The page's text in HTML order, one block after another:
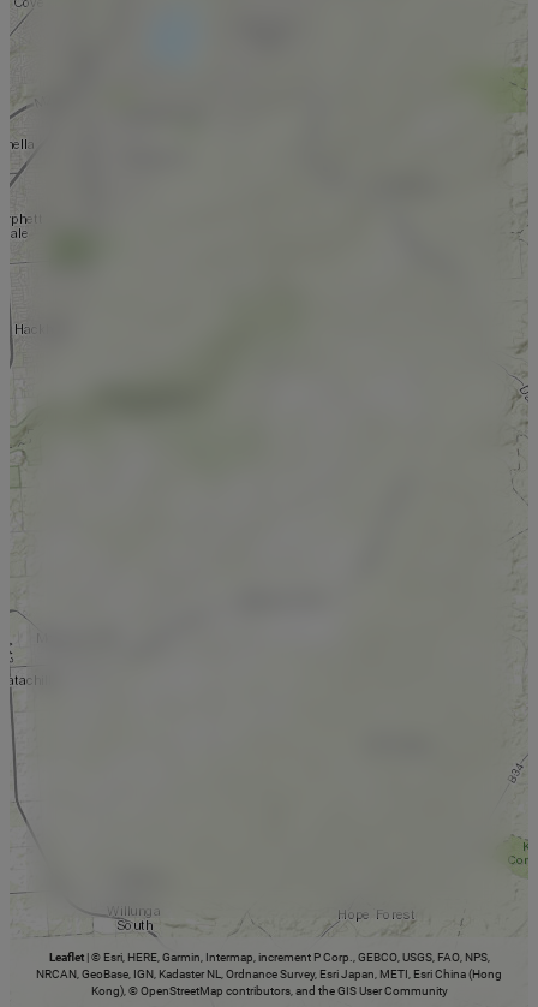
Leaflet © Esri, HERE, Garmin, Intermap, increment P Corp., GEBCO, USGS, FAO, NPS,
NRCAN, GeoBase, IGN, Kadaster NL, Ordnance Survey, Esri Japan, METI, Esri China (Hong
Kong), © OpenStreetMap contributors, and the GIS User Community